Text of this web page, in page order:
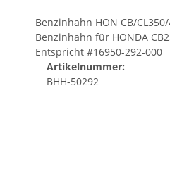
Benzinhahn HON CB/
Benzinhahn für HONDA
Entspricht #16950-292-000
Artikelnummer:
BHH-50292